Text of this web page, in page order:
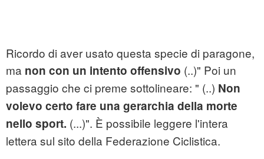
Ricordo di aver usato questa specie di paragone,
ma non con un intento offensivo (..)" Poi un
passaggio che ci preme sottolineare: " (..) Non
volevo certo fare una gerarchia della morte
nello sport. (...)". È possibile leggere l'intera
lettera sul sito della Federazione Ciclistica.